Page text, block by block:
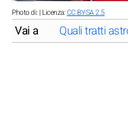
Photo di: | Licenza:CC BY-SA 2.5
Vai a Quali tratti